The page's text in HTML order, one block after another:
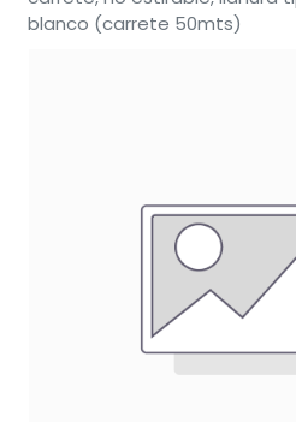
blanco (carrete 50mts)